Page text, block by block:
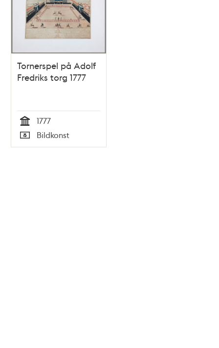
Tornerspel på Adolf
Fredriks torg 1777
Tid
1777
Typ
Bildkonst